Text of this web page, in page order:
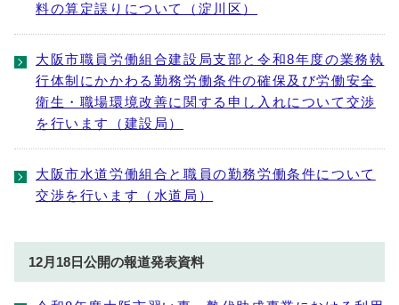
料の算定誤りについて（淀川区）
大阪市職員労働組合建設局支部と令和8年度の業務執
行体制にかかわる勤務労働条件の確保及び労働安全
衛生・職場環境改善に関する申し入れについて交渉
を行います（建設局）
大阪市水道労働組合と職員の勤務労働条件について
交渉を行います（水道局）
12月18日公開の報道発表資料